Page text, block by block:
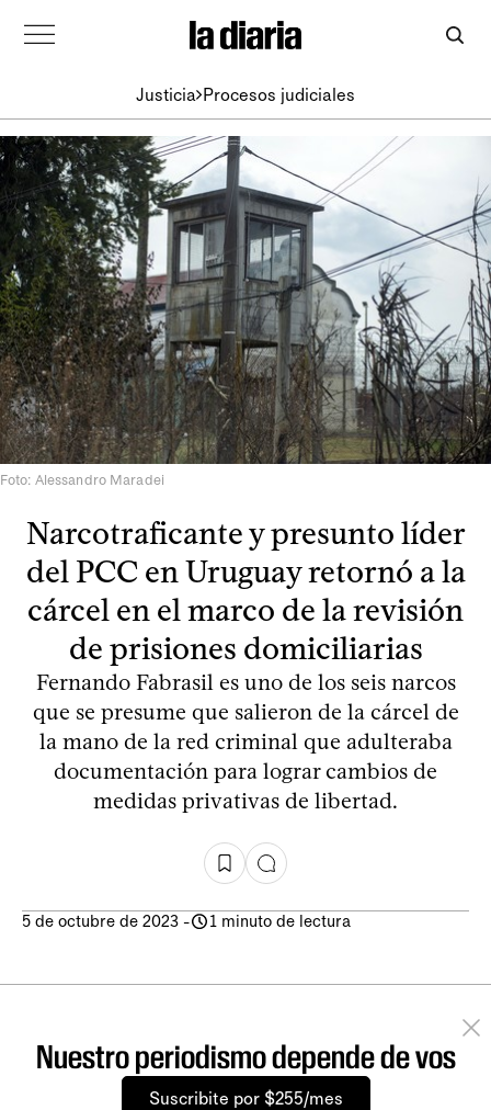
Justicia Procesos judiciales
Foto: Alessandro Maradei
Narcotraficante y presunto líder
del PCC en Uruguay retornó a la
cárcel en el marco de la revisión
de prisiones domiciliarias
Fernando Fabrasil es uno de los seis narcos
que se presume que salieron de la cárcel de
la mano de la red criminal que adulteraba
documentación para lograr cambios de
medidas privativas de libertad.
5 de octubre de 2023 - 1 minuto de lectura
Nuestro periodismo depende de vos
Suscribite por $255/mes